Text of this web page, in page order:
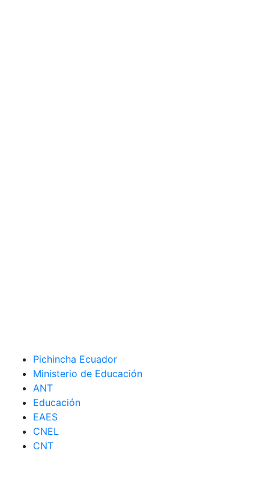
Pichincha Ecuador
Ministerio de Educación
ANT
Educación
EAES
CNEL
CNT